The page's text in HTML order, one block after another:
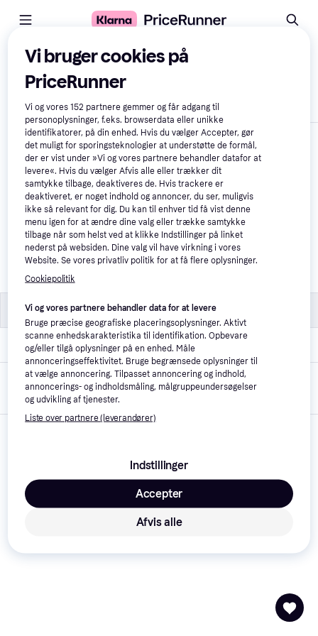
Sammenlign produkter
Wonda Fototapet
Romantic Days Third
Variant
Øvrigt Øvrigt
Mærke Wonda
Oprettet på
PriceRunner
26. marts 2024
Vi bruger cookies på
PriceRunner
Vi og vores152 partnere gemmer og får adgang til
personoplysninger, f.eks. browserdata eller unikke
identifikatorer, på din enhed. Hvis du vælger Accepter, gør
det muligt for sporingsteknologier at understøtte de formål,
der er vist under »Vi og vores partnere behandler datafor at
levere«. Hvis du vælger Afvis alle eller trækker dit
samtykke tilbage, deaktiveres de. Hvis trackere er
deaktiveret, er noget indhold og annoncer, du ser, muligvis
ikke så relevant for dig. Du kan til enhver tid få vist denne
menu igen for at ændre dine valg eller trække samtykke
tilbage når som helst ved at klikke Indstillinger på linket
nederst på websiden. Dine valg vil have virkning i vores
Website. Se vores privatliv politik for at få flere oplysninger.
Cookiepolitik
Vi og vores partnere behandler data for at levere
Bruge præcise geografiske placeringsoplysninger. Aktivt
scanne enhedskarakteristika til identifikation. Opbevare
og/eller tilgå oplysninger på en enhed. Måle
annonceringseffektivitet. Bruge begrænsede oplysninger til
at vælge annoncering. Tilpasset annoncering og indhold,
annoncerings- og indholdsmåling, målgruppeundersøgelser
og udvikling af tjenester.
Liste over partnere (leverandører)
Indstillinger
Afvis alle
Accepter